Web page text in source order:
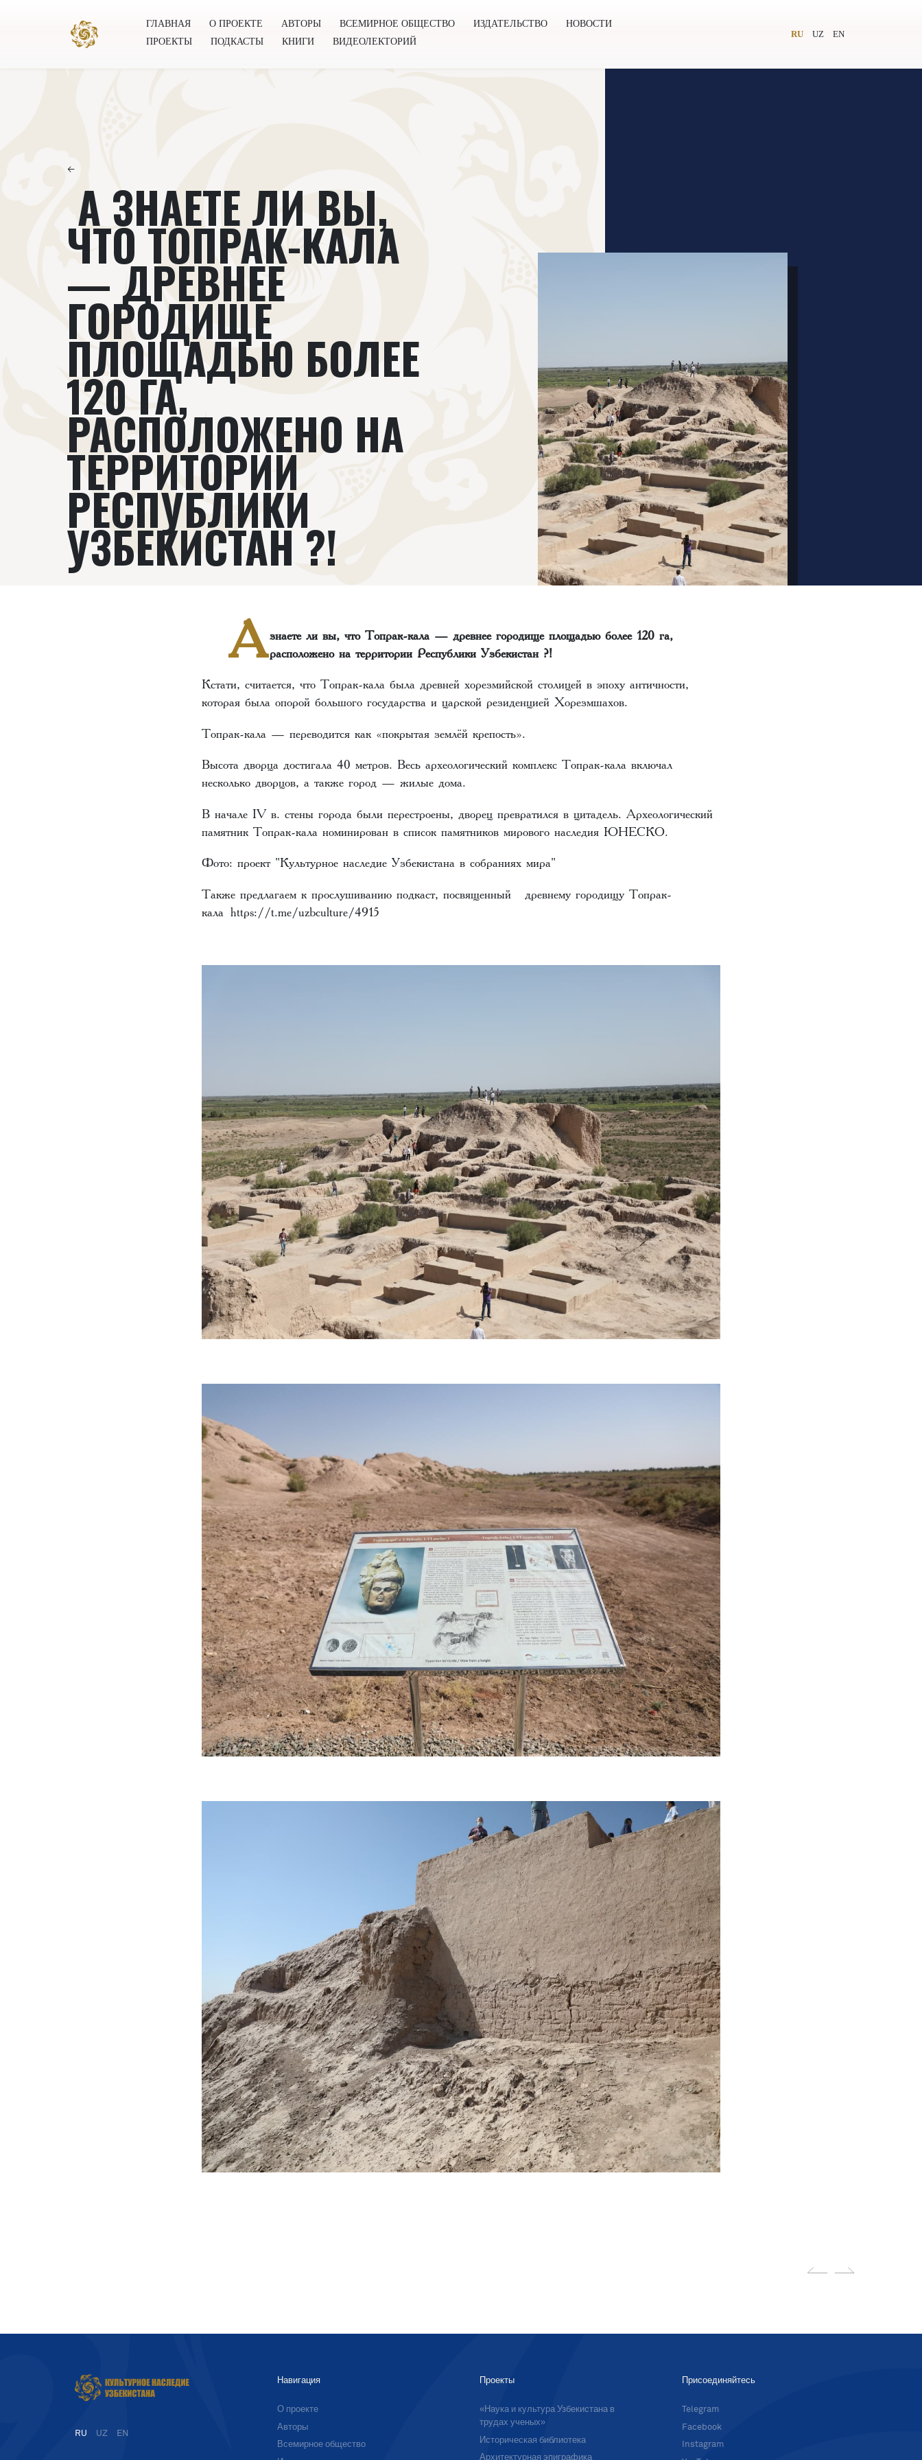
ГЛАВНАЯ О ПРОЕКТЕ АВТОРЫ ВСЕМИРНОЕ ОБЩЕСТВО ИЗДАТЕЛЬСТВО
НОВОСТИ
ПРОЕКТЫ
ПОДКАСТЫ КНИГИ ВИДЕОЛЕКТОРИЙ
RU UZ EN
←
А ЗНАЕТЕ ЛИ ВЫ,
ЧТО ТОПРАК-КАЛА
— ДРЕВНЕЕ
ГОРОДИЩЕ
ПЛОЩАДЬЮ БОЛЕЕ
120 ГА,
РАСПОЛОЖЕНО НА
ТЕРРИТОРИИ
РЕСПУБЛИКИ
УЗБЕКИСТАН ?!
Азнаете ли вы, что Топрак-кала — древнее городище площадью более 120 га,
расположено на территории Республики Узбекистан ?!
Кстати, считается, что Топрак-кала была древней хорезмийской столицей в эпоху античности,
которая была опорой большого государства и царской резиденцией Хорезмшахов.
Топрак-кала — переводится как «покрытая землёй крепость».
Высота дворца достигала 40 метров. Весь археологический комплекс Топрак-кала включал
несколько дворцов, а также город — жилые дома.
В начале IV в. стены города были перестроены, дворец превратился в цитадель. Археологический
памятник Топрак-кала номинирован в список памятников мирового наследия ЮНЕСКО.
Фото: проект "Культурное наследие Узбекистана в собраниях мира"
Также предлагаем к прослушиванию подкаст, посвященный древнему городищу Топрак-
кала https://t.me/uzbculture/4915
RU UZ EN
Навигация
О проекте
Авторы
Всемирное общество
Проекты
«Наука и культура Узбекистана в
трудах ученых»
Историческая библиотека
Архитектурная эпиграфика
Присоединяйтесь
Telegram
Facebook
Instagram